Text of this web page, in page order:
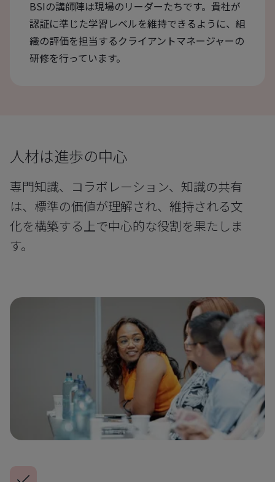
BSIの講師陣は現場のリーダーたちです。貴社が
認証に準じた学習レベルを維持できるように、組
織の評価を担当するクライアントマネージャーの
研修を行っています。
人材は進歩の中心
専門知識、コラボレーション、知識の共有
は、標準の価値が理解され、維持される文
化を構築する上で中心的な役割を果たしま
す。